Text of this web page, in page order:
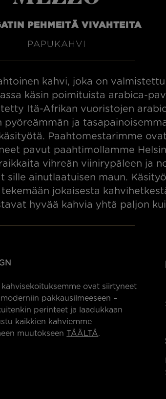
PEHMEITÄ VIVAHTEITA
PAPUKAHVI
kahvi, joka on
käsin poimituista arabica-
Itä-Afrikan vuoristojen
ja
Paahtomestarimme
pavut paahtimollamme
vihreän viinirypäleen ja
sille ainutlaatuisen maun.
jokaisesta
hyvää kahvia yhtä paljon
kahvisekoituksemme ovat siirtyneet
pakkausilmeeseen –
perinteet ja laadukkaan
kaikkien kahviemme
muutokseen
TÄÄLTÄ.